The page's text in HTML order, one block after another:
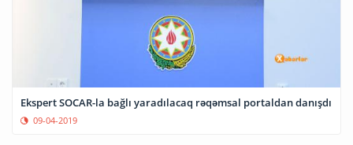
Ekspert SOCAR-la bağlı yaradılacaq rəqəmsal portaldan danışdı
09-04-2019